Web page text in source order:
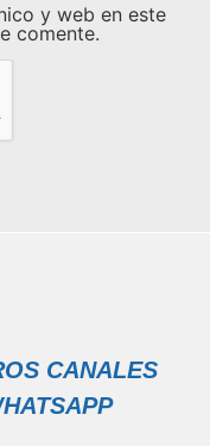
y web en este
comente.
CANALES